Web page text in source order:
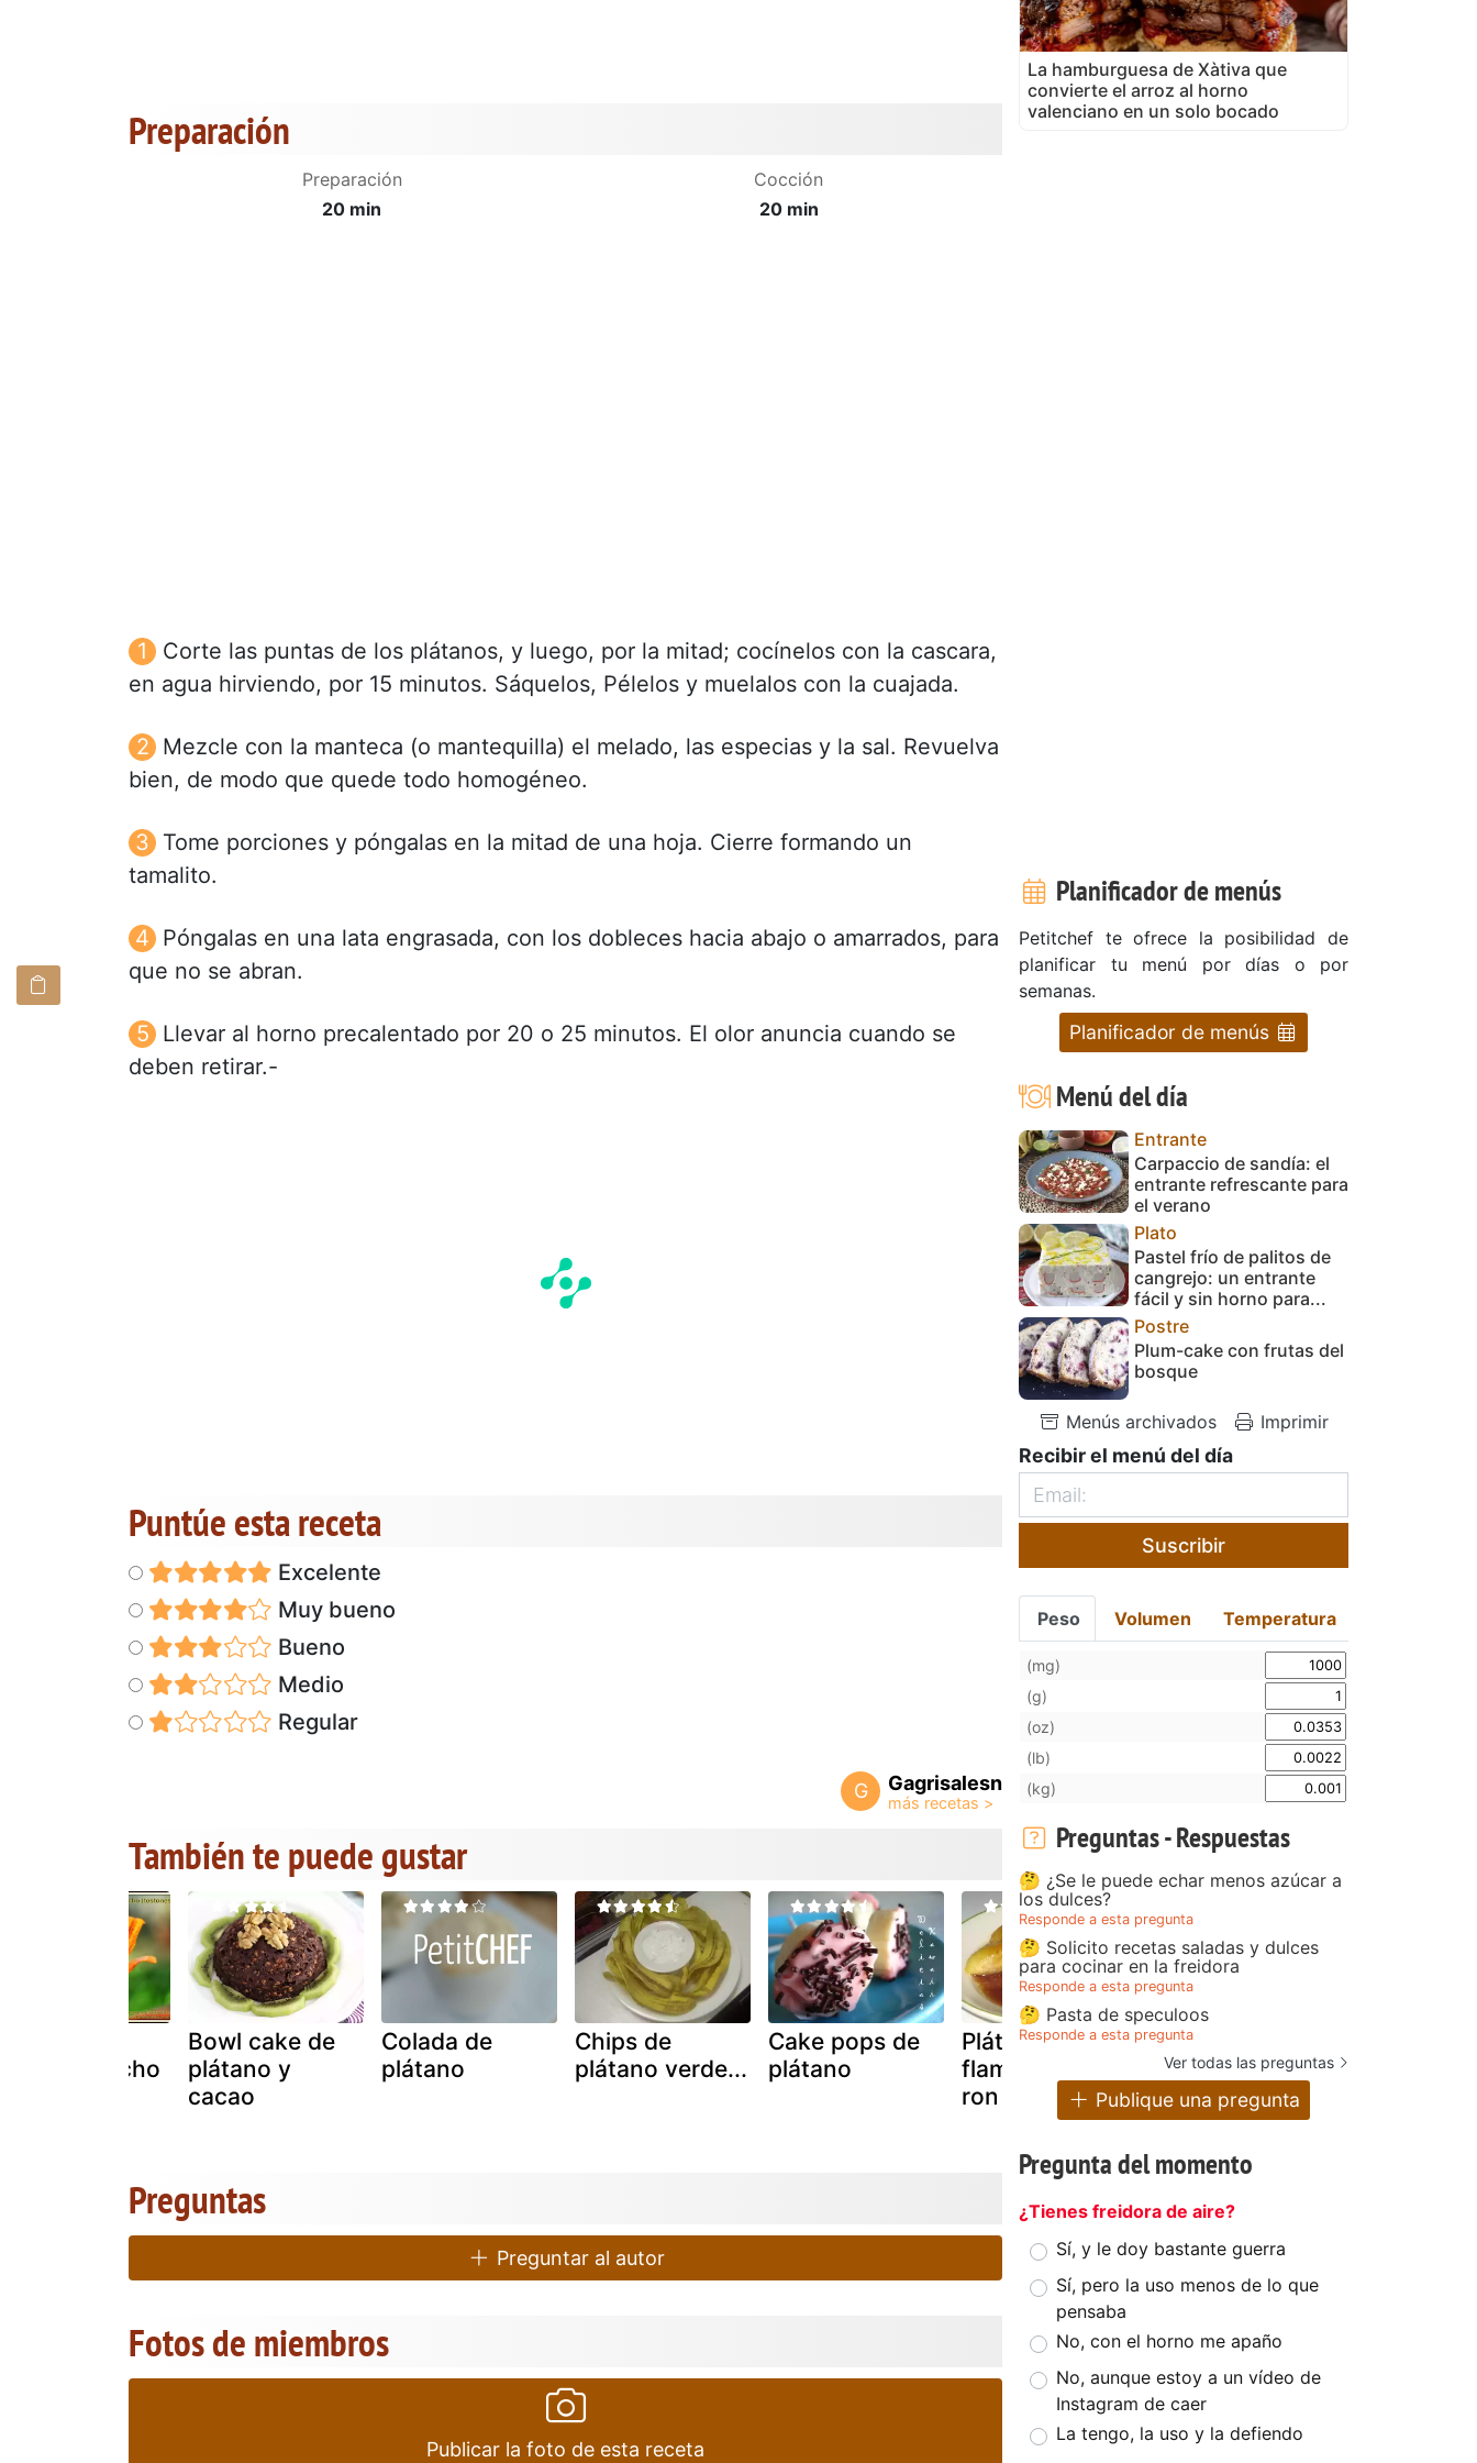
Preparación
Preparación
20 min
Cocción
20 min
Corte las puntas de los plátanos, y luego, por la mitad; cocínelos con la cascara,
en agua hirviendo, por 15 minutos. Sáquelos, Pélelos y muelalos con la cuajada.
Mezcle con la manteca (o mantequilla) el melado, las especias y la sal. Revuelva
bien, de modo que quede todo homogéneo.
Tome porciones y póngalas en la mitad de una hoja. Cierre formando un
tamalito.
Póngalas en una lata engrasada, con los dobleces hacia abajo o amarrados, para
que no se abran.
Llevar al horno precalentado por 20 o 25 minutos. El olor anuncia cuando se
deben retirar.-
Puntúe esta receta
Excelente
Muy bueno
Bueno
Medio
Regular
G Gagrisalesn
También te puede gustar
macho
Bowl cake de
plátano y
cacao
Colada de
plátano
Chips de
plátano verde...
Cake pops de
plátano
Plátanos
flambeados al
ron
Postre de
plátanos y
yogurt
Preguntas
Preguntar al autor
Fotos de miembros
Publicar la foto de esta receta
La hamburguesa de Xàtiva que
convierte el arroz al horno
valenciano en un solo bocado
Planificador de menús
Petitchef te ofrece la posibilidad de
planificar tu menú por días o por
semanas.
Planificador de menús
Menú del día
Entrante
Carpaccio de sandía: el
entrante refrescante para
el verano
Plato
Pastel frío de palitos de
cangrejo: un entrante
fácil y sin horno para...
Postre
Plum-cake con frutas del
bosque
Menús archivados Imprimir
Recibir el menú del día
Suscribir
Peso Volumen Temperatura
(mg)
(g)
(oz)
(lb)
(kg)
Preguntas - Respuestas
🤔 ¿Se le puede echar menos azúcar a
los dulces?
Responde a esta pregunta
🤔 Solicito recetas saladas y dulces
para cocinar en la freidora
Responde a esta pregunta
🤔 Pasta de speculoos
Responde a esta pregunta
Ver todas las preguntas
Publique una pregunta
Pregunta del momento
¿Tienes freidora de aire?
Sí, y le doy bastante guerra
Sí, pero la uso menos de lo que
pensaba
No, con el horno me apaño
No, aunque estoy a un vídeo de
Instagram de caer
La tengo, la uso y la defiendo